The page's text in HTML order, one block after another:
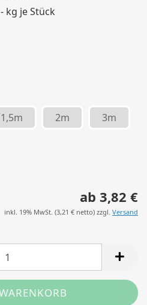
- kg je Stück
1,5m 2m 3m
ab 3,82 €
inkl. 19% MwSt. (3,21 € netto) zzgl. Versand